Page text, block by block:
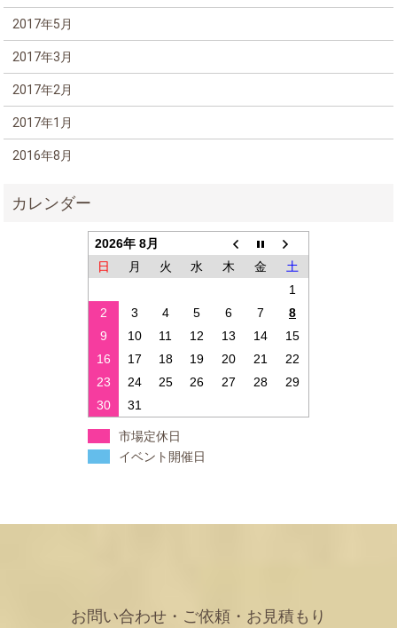
2017年5月
2017年3月
2017年2月
2017年1月
2016年8月
2026年 8月
日
月 火 水 木 金
土
1
2
3 4 5 6 7
8
9
10 11 12 13 14
15
16
17 18 19 20 21
22
23
24 25 26 27 28
29
30
31
市場定休日
イベント開催日
お問い合わせ・ご依頼・お見積もり